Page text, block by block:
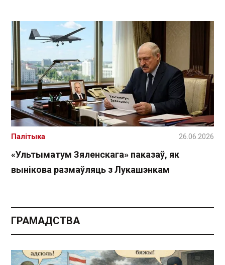
«Ультыматум Зяленскага» паказаў, як
вынікова размаўляць з Лукашэнкам
Палітыка 26.06.2026
ГРАМАДСТВА